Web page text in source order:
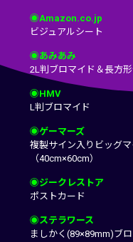
◉Amazon.co.jp
ビジュアルシート
◉あみあみ
2L判ブロマイド＆長方
◉HMV
L判ブロマイド
◉ゲーマーズ
複製サイン入りビッグ
（40cm×60cm）
◉ジークレストア
ポストカード
◉ステラワース
ましかく(89×89mm)ブ